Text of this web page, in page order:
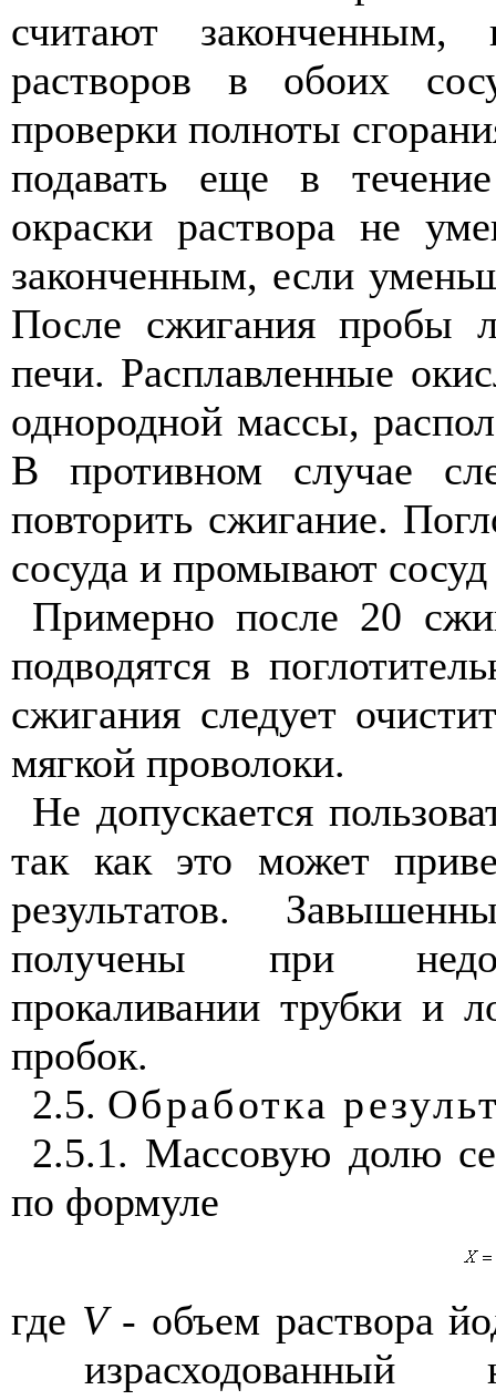
считают законченным,
растворов в обоих
проверки полноты
подавать еще в
окраски раствора не
законченным, если
После сжигания пробы
печи. Расплавленные
однородной массы,
В противном случае
повторить сжигание.
сосуда и промывают
Примерно после 20
подводятся в
сжигания следует
мягкой проволоки.
Не допускается
так как это может
результатов.
получены при
прокаливании трубки и
пробок.
2.5. Обработка
2.5.1. Массовую долю
по формуле
где V - объем раствора